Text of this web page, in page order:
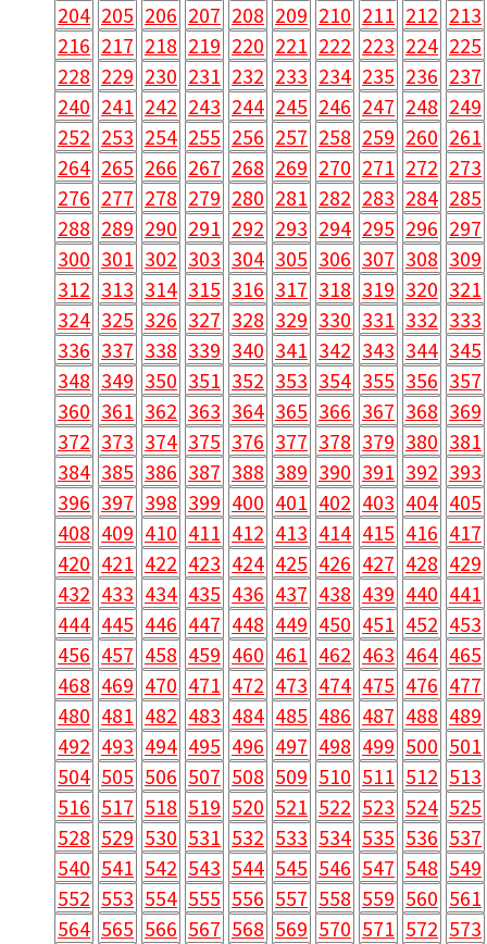
204 205 206 207 208 209 210 211 212 213
216 217 218 219 220 221 222 223 224 225
228 229 230 231 232 233 234 235 236 237
240 241 242 243 244 245 246 247 248 249
252 253 254 255 256 257 258 259 260 261
264 265 266 267 268 269 270 271 272 273
276 277 278 279 280 281 282 283 284 285
288 289 290 291 292 293 294 295 296 297
300 301 302 303 304 305 306 307 308 309
312 313 314 315 316 317 318 319 320 321
324 325 326 327 328 329 330 331 332 333
336 337 338 339 340 341 342 343 344 345
348 349 350 351 352 353 354 355 356 357
360 361 362 363 364 365 366 367 368 369
372 373 374 375 376 377 378 379 380 381
384 385 386 387 388 389 390 391 392 393
396 397 398 399 400 401 402 403 404 405
408 409 410 411 412 413 414 415 416 417
420 421 422 423 424 425 426 427 428 429
432 433 434 435 436 437 438 439 440 441
444 445 446 447 448 449 450 451 452 453
456 457 458 459 460 461 462 463 464 465
468 469 470 471 472 473 474 475 476 477
480 481 482 483 484 485 486 487 488 489
492 493 494 495 496 497 498 499 500 501
504 505 506 507 508 509 510 511 512 513
516 517 518 519 520 521 522 523 524 525
528 529 530 531 532 533 534 535 536 537
540 541 542 543 544 545 546 547 548 549
552 553 554 555 556 557 558 559 560 561
564 565 566 567 568 569 570 571 572 573